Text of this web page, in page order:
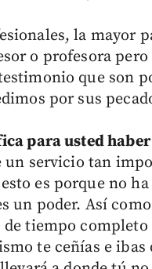
la mayor
o profesora
que son
por sus
para usted
un servicio tan
es porque no
un poder. Así
tiempo completo
te ceñías e